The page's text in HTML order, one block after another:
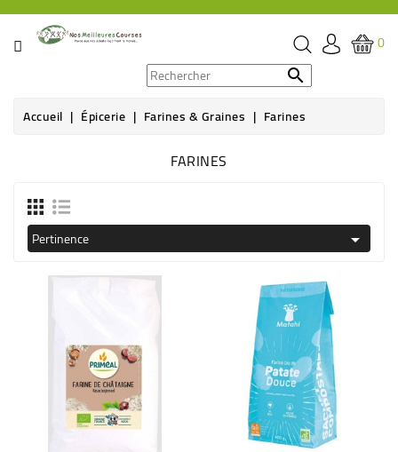
CATÉGORIE
ÉPICERIE
BOISSON
HYGIÈNE
0

Accueil Épicerie Farines & Graines Farines
FARINES
Pertinence 